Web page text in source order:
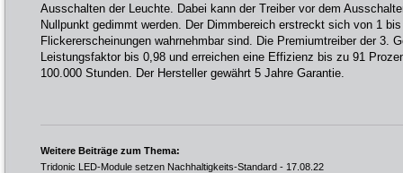
Ausschalten der Leuchte. Dabei kann der Treiber vor dem
Nullpunkt gedimmt werden. Der Dimmbereich erstreckt sich von 1
Flickererscheinungen wahrnehmbar sind. Die Premiumtreiber der 3.
Leistungsfaktor bis 0,98 und erreichen eine Effizienz bis zu 91
100.000 Stunden. Der Hersteller gewährt 5 Jahre Garantie.
Weitere Beiträge zum Thema:
Tridonic LED-Module setzen Nachhaltigkeits-Standard - 17.08.22